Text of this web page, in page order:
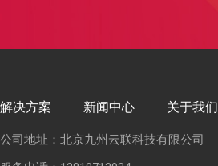
解决方案 新闻中心 关于我们
公司地址：北京九州云联科技有限公司